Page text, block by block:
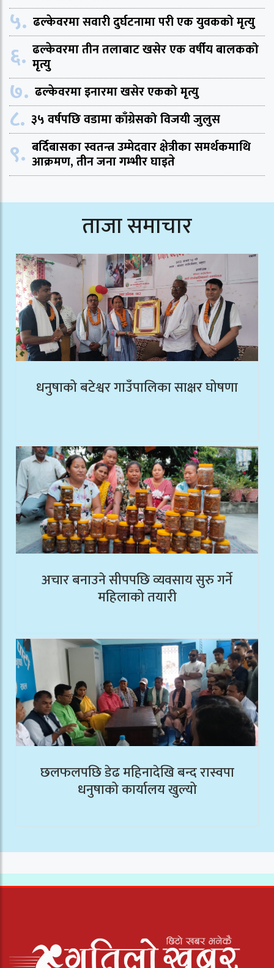
५. ढल्केवरमा सवारी दुर्घटनामा परी एक युवकको मृत्यु
६. ढल्केवरमा तीन तलाबाट खसेर एक वर्षीय बालकको
मृत्यु
७. ढल्केवरमा इनारमा खसेर एकको मृत्यु
८. ३५ वर्षपछि वडामा काँग्रेसको विजयी जुलुस
९. बर्दिबासका स्वतन्त्र उम्मेदवार क्षेत्रीका समर्थकमाथि
आक्रमण, तीन जना गम्भीर घाइते
ताजा समाचार
धनुषाको बटेश्वर गाउँपालिका साक्षर घोषणा
अचार बनाउने सीपपछि व्यवसाय सुरु गर्ने
महिलाको तयारी
छलफलपछि डेढ महिनादेखि बन्द रास्वपा
धनुषाको कार्यालय खुल्यो